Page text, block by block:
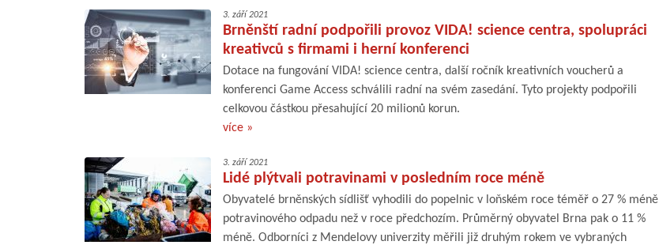
3. září 2021
Brněnští radní podpořili provoz VIDA! science centra, spolupráci
kreativců s firmami i herní konferenci
Dotace na fungování VIDA! science centra, další ročník kreativních voucherů a
konferenci Game Access schválili radní na svém zasedání. Tyto projekty podpořili
celkovou částkou přesahující 20 milionů korun.
více »
3. září 2021
Lidé plýtvali potravinami v posledním roce méně
Obyvatelé brněnských sídlišť vyhodili do popelnic v loňském roce téměř o 27 % méně
potravinového odpadu než v roce předchozím. Průměrný obyvatel Brna pak o 11 %
méně. Odborníci z Mendelovy univerzity měřili již druhým rokem ve vybraných